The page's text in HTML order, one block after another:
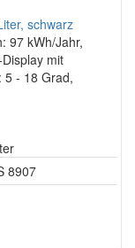
schwarz
97 kWh/Jahr,
mit
5 - 18 Grad,
8907